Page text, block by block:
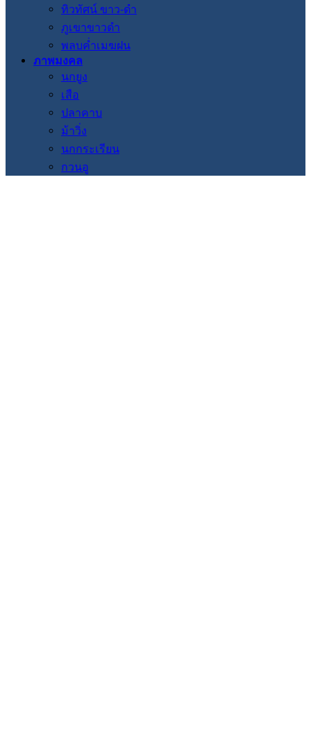
ทิวทัศน์ ขาว-ดำ
ภูเขาขาวดำ
พลบค่ำเมฆฝน
ภาพมงคล
นกยูง
เสือ
ปลาคาบ
ม้าวิ่ง
นกกระเรียน
กวนอู